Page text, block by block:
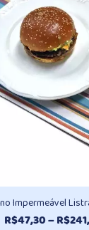
Impermeável
R$47,30–R$